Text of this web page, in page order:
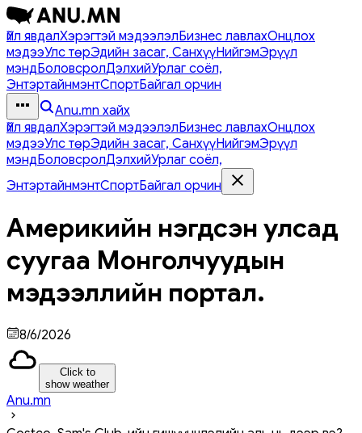
Үйл явдалХэрэгтэй мэдээлэлБизнес лавлахОнцлох
мэдээУлс төрЭдийн засаг, СанхүүНийгэмЭрүүл
мэндБоловсролДэлхийУрлаг соёл,
ЭнтэртайнмэнтСпортБайгал орчин
Anu.mn хайх
Үйл явдалХэрэгтэй мэдээлэлБизнес лавлахОнцлох
мэдээУлс төрЭдийн засаг, СанхүүНийгэмЭрүүл
мэндБоловсролДэлхийУрлаг соёл,
ЭнтэртайнмэнтСпортБайгал орчин
Америкийн нэгдсэн улсад
суугаа Монголчуудын
мэдээллийн портал.
8/6/2026
Click to
show weather
Anu.mn